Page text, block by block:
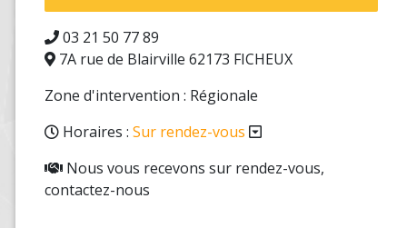
03 21 50 77 89
7A rue de Blairville 62173 FICHEUX
Zone d'intervention : Régionale
Horaires : Sur rendez-vous
Nous vous recevons sur rendez-vous,
contactez-nous